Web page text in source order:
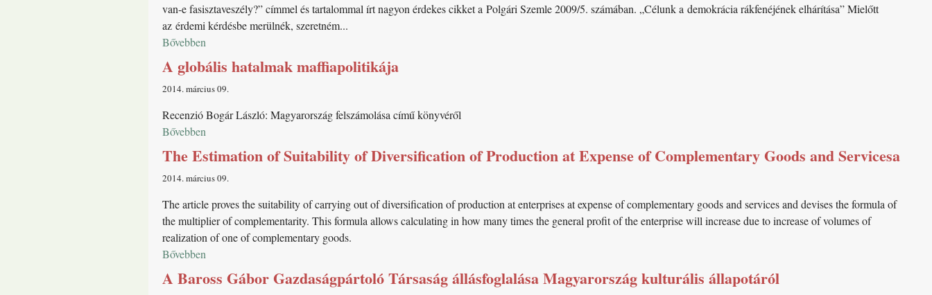
van-e fasisztaveszély?” címmel és tartalommal írt nagyon érdekes cikket a Polgári Szemle 2009/5. számában. „Célunk a demokrácia rákfenéjének elhárítása” Mielőtt
az érdemi kérdésbe merülnék, szeretném...
Bővebben
A globális hatalmak maffiapolitikája
2014. március 09
Recenzió Bogár László: Magyarország felszámolása című könyvéről
Bővebben
The Estimation of Suitability of Diversification of Production at Expense of Complementary Goods and Servicesa
2014. március 09
The article proves the suitability of carrying out of diversification of production at enterprises at expense of complementary goods and services and devises the formula of
the multiplier of complementarity. This formula allows calculating in how many times the general profit of the enterprise will increase due to increase of volumes of
realization of one of complementary goods.
Bővebben
A Baross Gábor Gazdaságpártoló Társaság állásfoglalása Magyarország kulturális állapotáról